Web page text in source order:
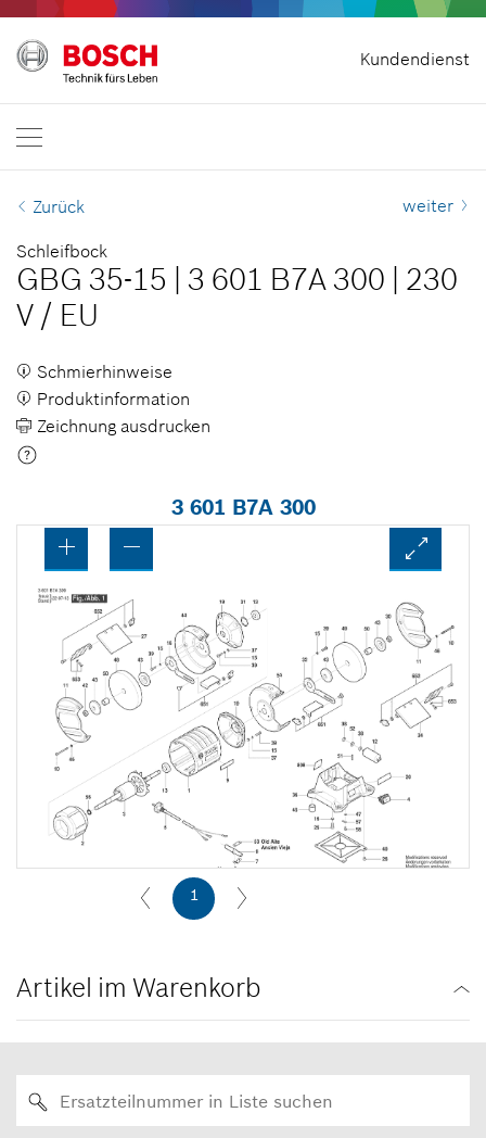
Kundendienst
Vertrag widerrufen
Bosch Professional
Zurück weiter
Schleifbock
GBG 35-15 3 601 B7A 300 230
V / EU
Schmierhinweise
Produktinformation
Zeichnung ausdrucken
3 601 B7A 300
1
Artikel im Warenkorb